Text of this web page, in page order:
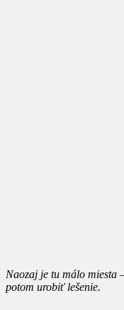
Naozaj je tu málo miesta
potom urobiť lešenie.